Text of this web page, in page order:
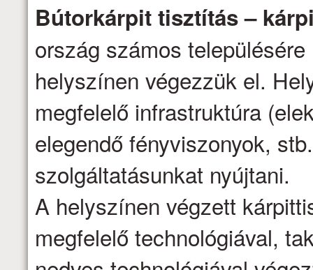
Bútorkárpit tisztítás –
ország számos
helyszínen végezzük el.
megfelelő infrastruktúra
elegendő fényviszonyok,
szolgáltatásunkat nyújtani.
A helyszínen végzett
megfelelő technológiával,